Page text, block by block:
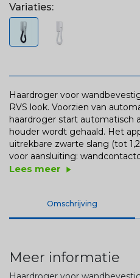
Variaties:
Haardroger voor
RVS look. Voorzien van
haardroger start automatisch
houder wordt gehaald. Het
uitrekbare zwarte slang (tot
voor aansluiting:
Lees meer play_arrow
Omschrijving
Meer informatie